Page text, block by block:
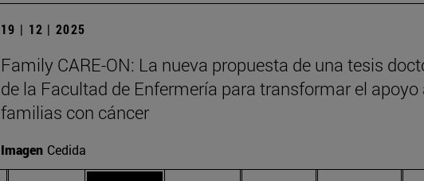
19 | 12 | 2025
Family CARE-ON: La nueva propuesta de una tesis
de la Facultad de Enfermería para transformar el apoyo
familias con cáncer
Imagen Cedida